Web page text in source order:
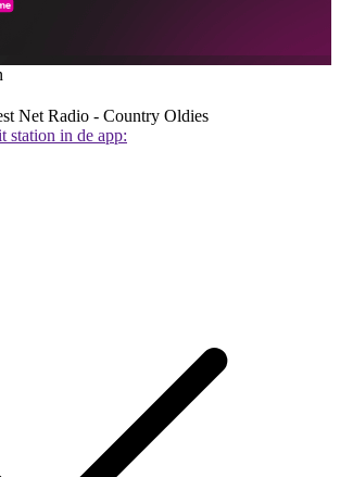
Net Radio - Country Oldies
station in de app: